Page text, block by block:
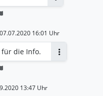
07.07.2020 16:01 Uhr
für die Info.
13:47 Uhr